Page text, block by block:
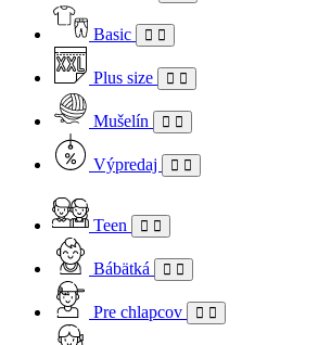
Basic
Plus size
Mušelín
Výpredaj
Teen
Bábätká
Pre chlapcov